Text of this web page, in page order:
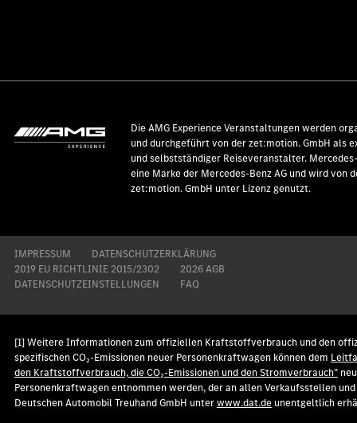
Die AMG Experience Veranstaltungen werden
und durchgeführt von der zet:motion. GmbH als
und selbstständiger Reiseveranstalter.
eine Marke der Mercedes-Benz AG und wird von
zet:motion. GmbH unter Lizenz genutzt.
IMPRESSUM
DATENSCHUTZERKLÄRUNG
2019 EU RICHTLINIE 2015/2302
2026 AGB
DATENSCHUTZEINSTELLUNGEN
FAQ
[1] Weitere Informationen zum offiziellen Kraftstoffverbrauch und den
spezifischen CO₂-Emissionen neuer Personenkraftwagen können dem
den Kraftstoffverbrauch, die CO₂-Emissionen und den Stromverbrauch"
Personenkraftwagen entnommen werden, der an allen Verkaufsstellen
Deutschen Automobil Treuhand GmbH unterwww.dat.deunentgeltlich